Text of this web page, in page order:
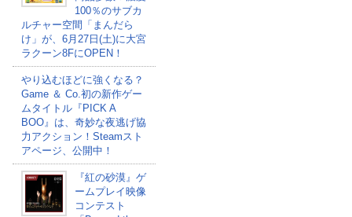
100％のサブカ
ルチャー空間「まんだら
け」が、6月27日(土)に大宮
ラクーン8FにOPEN！
やり込むほどに強くなる？
Game ＆ Co.初の新作ゲー
ムタイトル『PICK A
BOO』は、奇妙な夜逃げ協
力アクション！Steamスト
アページ、公開中！
『紅の砂漠』ゲ
ームプレイ映像
コンテスト